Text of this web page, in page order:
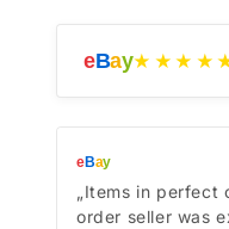
eBay
eBay
„Items in perfect
order seller was